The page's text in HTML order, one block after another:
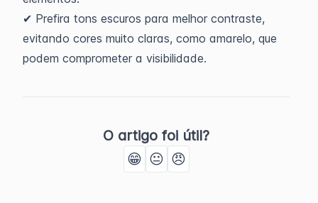
✔ Prefira tons escuros para melhor contraste,
evitando cores muito claras, como amarelo, que
podem comprometer a visibilidade.
O artigo foi útil?
😁 😐 😠